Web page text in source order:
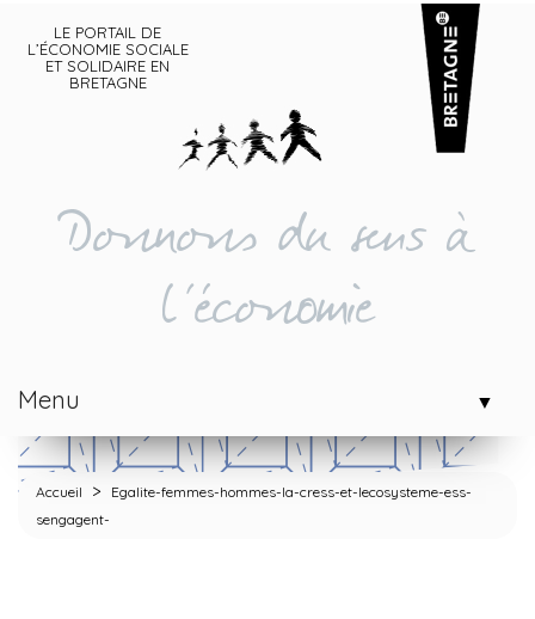
LE PORTAIL DE
L’ÉCONOMIE SOCIALE
ET SOLIDAIRE EN
BRETAGNE
Donnons du sens à
l'économie
Menu ▼
Accueil >
Egalite-femmes-hommes-la-cress-et-lecosysteme-ess-
sengagent-